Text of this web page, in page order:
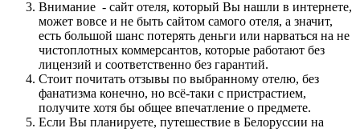
Внимание - сайт отеля, который Вы нашли в интернете,
может вовсе и не быть сайтом самого отеля, а значит,
есть большой шанс потерять деньги или нарваться на не
чистоплотных коммерсантов, которые работают без
лицензий и соответственно без гарантий.
Стоит почитать отзывы по выбранному отелю, без
фанатизма конечно, но всё-таки с пристрастием,
получите хотя бы общее впечатление о предмете.
Если Вы планируете, путешествие в Белоруссии на